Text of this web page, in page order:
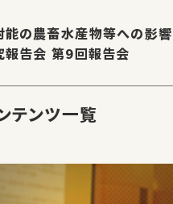
能の農畜水産物等への影響
報告会 第9回報告会
テンツ一覧